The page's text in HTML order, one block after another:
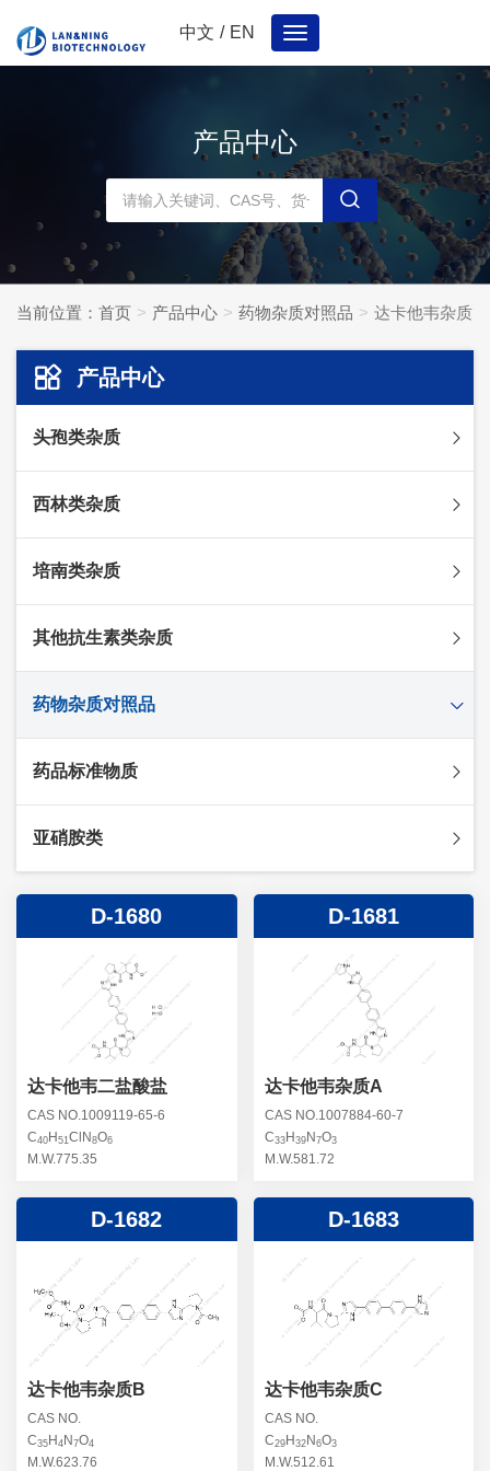
中文 / EN
Toggle
navigation
产品中心
当前位置： 首页 产品中心 药物杂质对照品 达卡他韦杂质
产品中心
头孢类杂质
头孢唑林杂质
头孢他啶杂质
头孢米诺杂质
头孢吡肟杂质
头孢地嗪钠杂质
头孢噻肟杂质
头孢曲松钠杂质
头孢他美酯杂质
青霉素杂质
头孢羟氨苄杂质
头孢西丁杂质
头孢卡品酯杂质
头孢唑肟杂质
西林类杂质
苯唑西林杂质
替卡西林杂质
阿洛西林杂质
美洛西林杂质
培南类杂质
多立培南杂质
厄他培南杂质
多尼培南杂质
其他抗生素类杂质
利福平杂质
苄丝肼杂质
克拉霉素杂质
螺旋霉素杂质
克拉维酸钾杂质
卡络磺钠杂质
替加环素杂质
土霉素杂质
林可霉素杂质
药物杂质对照品
杂质对照品
药品标准物质
亚硝胺类
D-1680
达卡他韦二盐酸盐
CAS NO.1009119-65-6
C40 H 51ClN 8O6
M.W.775.35
D-1681
达卡他韦杂质A
CAS NO.1007884-60-7
C33H 39N 7O3
M.W.581.72
D-1682
达卡他韦杂质B
CAS NO.
C35 H 4 N 7O4
M.W.623.76
D-1683
达卡他韦杂质C
CAS NO.
C29H 32N 6O3
M.W.512.61